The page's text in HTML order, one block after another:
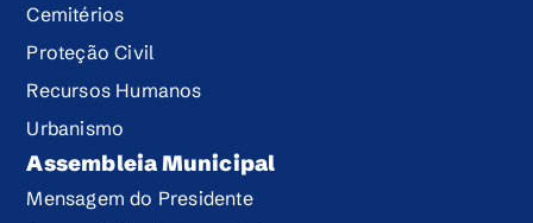
Cemitérios
Proteção Civil
Recursos Humanos
Urbanismo
Assembleia Municipal
Mensagem do Presidente